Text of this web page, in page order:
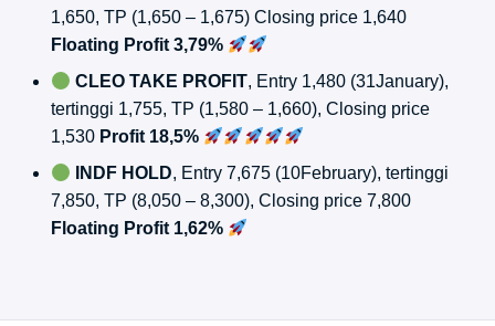
1,650, TP (1,650 – 1,675) Closing price 1,640
Floating Profit 3,79%
CLEO TAKE PROFIT, Entry 1,480 (31January),
tertinggi 1,755, TP (1,580 – 1,660), Closing price
1,530 Profit 18,5%
INDF HOLD, Entry 7,675 (10February), tertinggi
7,850, TP (8,050 – 8,300), Closing price 7,800
Floating Profit 1,62%